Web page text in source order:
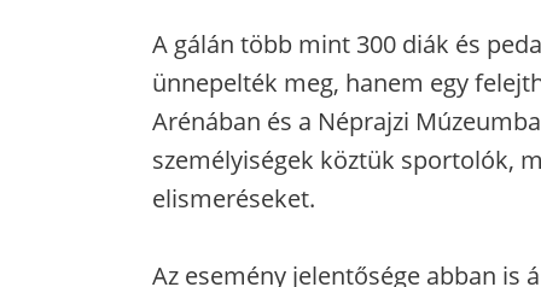
A gálán több mint 300 diák és
ünnepelték meg, hanem egy
Arénában és a Néprajzi
személyiségek köztük sportolók,
elismeréseket.
Az esemény jelentősége abban is